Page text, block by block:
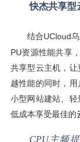
快杰共享型
结合UCloud
PU资源性能共享
共享型云主机，
越性能的同时，
小型网站建站、轻
低成本享受最佳的
CPU主频